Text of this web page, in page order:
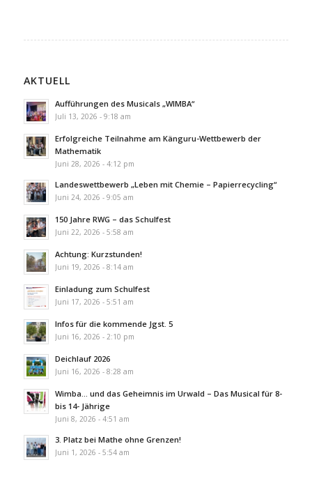
AKTUELL
Aufführungen des Musicals „WIMBA“
Juli 13, 2026 - 9:18 am
Erfolgreiche Teilnahme am Känguru-Wettbewerb der
Mathematik
Juni 28, 2026 - 4:12 pm
Landeswettbewerb „Leben mit Chemie – Papierrecycling“
Juni 24, 2026 - 9:05 am
150 Jahre RWG – das Schulfest
Juni 22, 2026 - 5:58 am
Achtung: Kurzstunden!
Juni 19, 2026 - 8:14 am
Einladung zum Schulfest
Juni 17, 2026 - 5:51 am
Infos für die kommende Jgst. 5
Juni 16, 2026 - 2:10 pm
Deichlauf 2026
Juni 16, 2026 - 8:28 am
Wimba… und das Geheimnis im Urwald – Das Musical für 8-
bis 14- Jährige
Juni 8, 2026 - 4:51 am
3. Platz bei Mathe ohne Grenzen!
Juni 1, 2026 - 5:54 am